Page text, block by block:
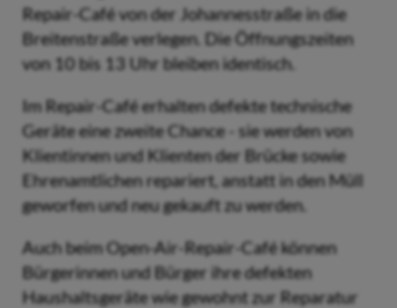
Repair-Café von der Johannesstraße in die
Breitenstraße verlegen. Die Öffnungszeiten
von 10 bis 13 Uhr bleiben identisch.
Im Repair-Café erhalten defekte technische
Geräte eine zweite Chance - sie werden von
Klientinnen und Klienten der Brücke sowie
Ehrenamtlichen repariert, anstatt in den Müll
geworfen und neu gekauft zu werden.
Auch beim Open-Air-Repair-Café können
Bürgerinnen und Bürger ihre defekten
Haushaltsgeräte wie gewohnt zur Reparatur